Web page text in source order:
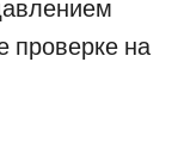
проверке на